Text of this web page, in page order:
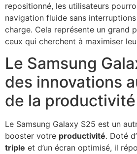
repositionné, les utilisateurs
navigation fluide sans
charge. Cela représente un grand
ceux qui cherchent à maximiser
Le Samsung
des innovations
de la productivité
Le Samsung Galaxy S25 est un
booster votre productivité. Doté
triple et d’un écran optimisé, il